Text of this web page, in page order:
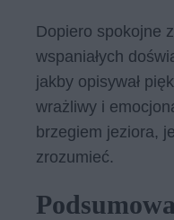
Dopiero spokojne
wspaniałych
jakby opisywał
wrażliwy i
brzegiem jeziora,
zrozumieć.